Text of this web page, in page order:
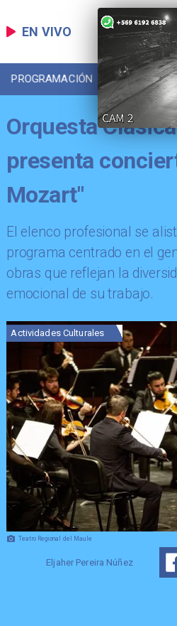
EN VIVO
PROGRAMACIÓN LOCAL
Orquesta
presenta
Mozart"
El elenco profesional se
programa centrado en el
obras que reflejan la
emocional de su trabajo.
Teatro Regional del Maule
Actividades Culturales
Eljaher Pereira Núñez